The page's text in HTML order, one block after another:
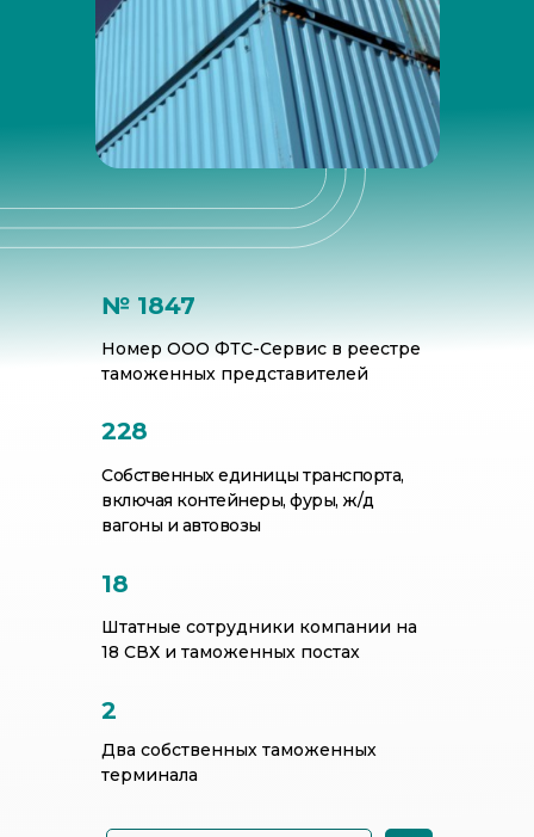
Два собственных таможенных
терминала
2
Штатные сотрудники компании на
18 СВХ и таможенных постах
18
Собственных единицы транспорта,
включая контейнеры, фуры, ж/д
вагоны и автовозы
228
Номер ООО ФТС-Сервис в реестре
таможенных представителей
№ 1847